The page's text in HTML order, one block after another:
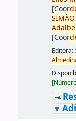
[Coor
SIMÃO
[Coor
Editora:
[